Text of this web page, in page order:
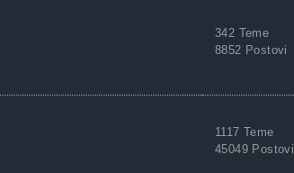
342 Teme
8852 Postovi
1117 Teme
45049 Postovi